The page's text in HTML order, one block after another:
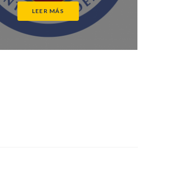
LEER MÁS